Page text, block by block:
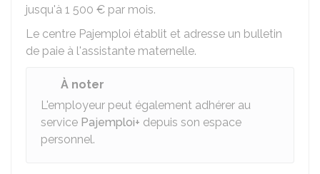
jusqu'à 1 500 € par mois.
Le centre Pajemploi établit et adresse un bulletin
de paie à l'assistante maternelle.
À noter
L'employeur peut également adhérer au
service Pajemploi+ depuis son espace
personnel.